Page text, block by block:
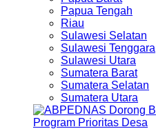
Papua Tengah
Riau
Sulawesi Selatan
Sulawesi Tenggara
Sulawesi Utara
Sumatera Barat
Sumatera Selatan
Sumatera Utara